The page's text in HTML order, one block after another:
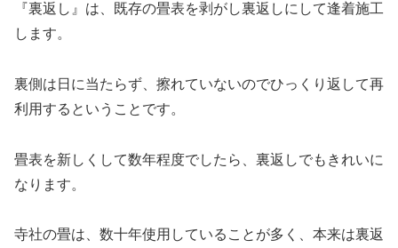
『裏返し』は、既存の畳表を剥がし裏返しにして逢着施工
します。
裏側は日に当たらず、擦れていないのでひっくり返して再
利用するということです。
畳表を新しくして数年程度でしたら、裏返しでもきれいに
なります。
寺社の畳は、数十年使用していることが多く、本来は裏返